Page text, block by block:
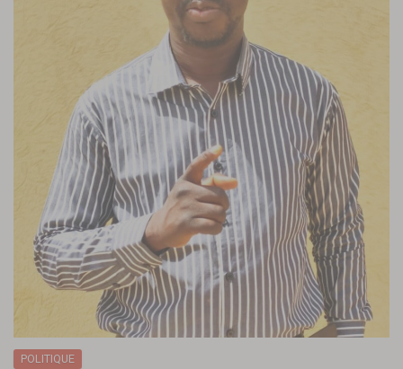
POLITIQUE